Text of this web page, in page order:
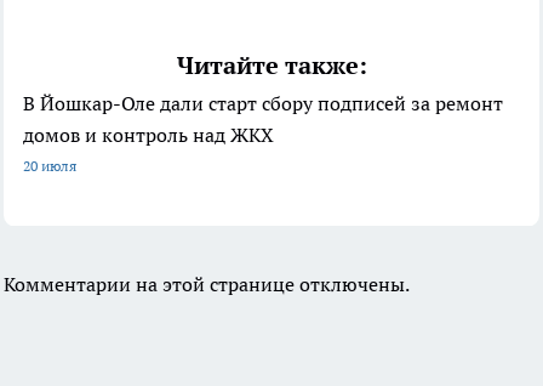
Читайте также:
В Йошкар-Оле дали старт сбору подписей за ремонт
домов и контроль над ЖКХ
20 июля
Комментарии на этой странице отключены.